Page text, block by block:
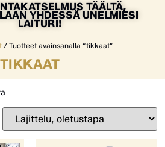
TÄÄLTÄ,
YHDESSÄ UNELMIESI
LAITURI!
/ Tuotteet avainsanalla “tikkaat”
TIKKAAT